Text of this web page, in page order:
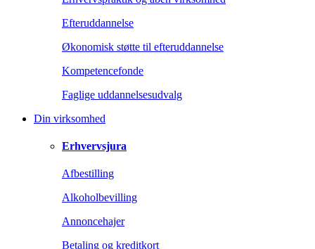
Efteruddannelse
Økonomisk støtte til efteruddannelse
Kompetencefonde
Faglige uddannelsesudvalg
Din virksomhed
Erhvervsjura
Afbestilling
Alkoholbevilling
Annoncehajer
Betaling og kreditkort